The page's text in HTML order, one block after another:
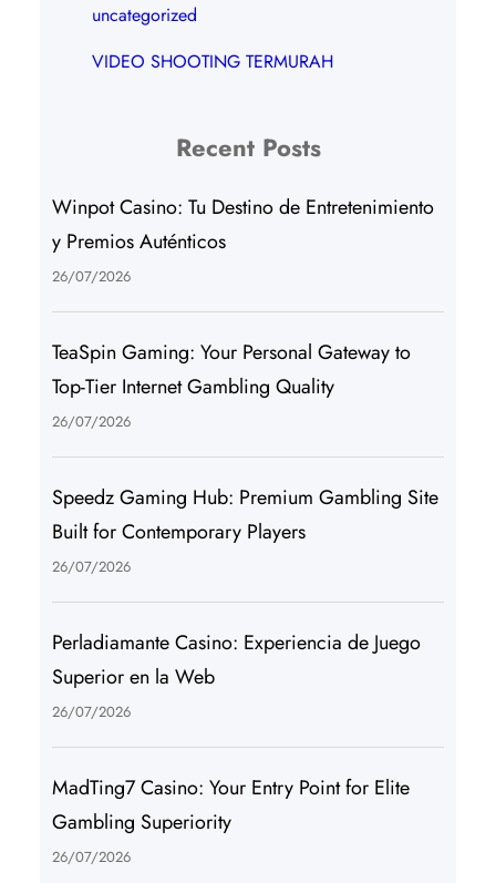
uncategorized
VIDEO SHOOTING TERMURAH
Recent Posts
Winpot Casino: Tu Destino de Entretenimiento
y Premios Auténticos
26/07/2026
TeaSpin Gaming: Your Personal Gateway to
Top-Tier Internet Gambling Quality
26/07/2026
Speedz Gaming Hub: Premium Gambling Site
Built for Contemporary Players
26/07/2026
Perladiamante Casino: Experiencia de Juego
Superior en la Web
26/07/2026
MadTing7 Casino: Your Entry Point for Elite
Gambling Superiority
26/07/2026